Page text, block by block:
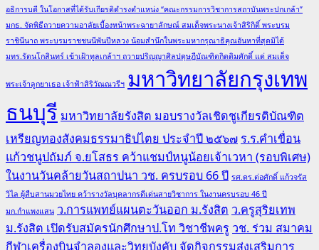
อธิการบดี ในโอกาสที่ได้รับเกียรติดำรงตำแหน่ง “คณะกรรมการวิชาการสถาบันพระปกเกล้า”
มกธ. จัดพิธีถวายความอาลัยเบื้องหน้าพระฉายาลักษณ์ สมเด็จพระนางเจ้าสิริกิติ์ พระบรม
ราชินีนาถ พระบรมราชชนนีพันปีหลวง น้อมสำนึกในพระมหากรุณาธิคุณอันหาที่สุดมิได้
มทร.รัตนโกสินทร์ เข้าเฝ้าทูลเกล้าฯ ถวายปริญญาศิลปดุษฎีบัณฑิตกิตติมศักดิ์ แด่ สมเด็จ
พระเจ้าลูกยาเธอ เจ้าฟ้าสิริวัณณวรีฯ มหาวิทยาลัยกรุงเทพ
ธนบุรี มหาวิทยาลัยรังสิต มอบรางวัลเชิดชูเกียรติบัณฑิต
เหรียญทองสังคมธรรมาธิปไตย ประจำปี ๒๕๖๗ ร.ร.คำเขื่อน
แก้วชนูปถัมภ์ จ.ยโสธร คว้าแชมป์หนูน้อยเจ้าเวหา (รอบพิเศษ)
ในงานวันคล้ายวันสถาปนา วช. ครบรอบ 66 ปี รศ.ดร.ต่อศักดิ์ แก้วจรัส
วิไล ผู้สืบสานมวยไทย คว้ารางวัลบุคลากรดีเด่นสายวิชาการ ในงานครบรอบ 46 ปี
มก.กำแพงแสน ว.การแพทย์แผนตะวันออก ม.รังสิต ว.ครูสุริยเทพ
ม.รังสิต เปิดรับสมัครนักศึกษาป.โท วิชาชีพครู วช. ร่วม สมาคม
กีฬาเครื่องบินจำลองและวิทยุบังคับ จัดกิจกรรมส่งเสริมการ